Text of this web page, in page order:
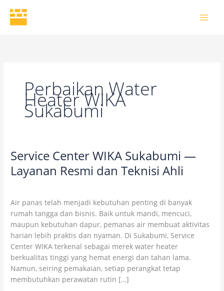
content
Perbaikan Water
Heater WIKA
Sukabumi
Service Center WIKA Sukabumi —
Layanan Resmi dan Teknisi Ahli
Air panas telah menjadi kebutuhan penting di banyak
rumah tangga dan bisnis. Baik untuk mandi, mencuci,
maupun kebutuhan dapur, pemanas air membuat aktivitas
harian lebih praktis dan nyaman. Di Sukabumi, Service
Center WIKA terkenal sebagai merek water heater
berkualitas tinggi yang hemat energi dan tahan lama.
Namun, seiring pemakaian, setiap perangkat tetap
membutuhkan perawatan rutin […]
Service
WIKA
Layanan
Resmi
dan
Teknisi
Ahli